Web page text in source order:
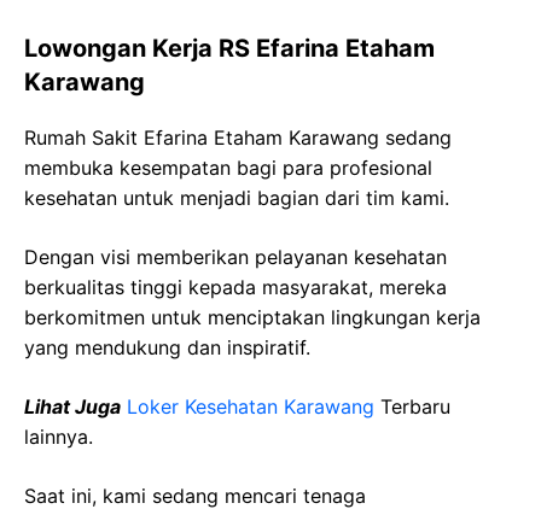
Lowongan Kerja RS Efarina Etaham
Karawang
Rumah Sakit Efarina Etaham Karawang sedang
membuka kesempatan bagi para profesional
kesehatan untuk menjadi bagian dari tim kami.
Dengan visi memberikan pelayanan kesehatan
berkualitas tinggi kepada masyarakat, mereka
berkomitmen untuk menciptakan lingkungan kerja
yang mendukung dan inspiratif.
Lihat Juga Loker Kesehatan Karawang Terbaru
lainnya.
Saat ini, kami sedang mencari tenaga